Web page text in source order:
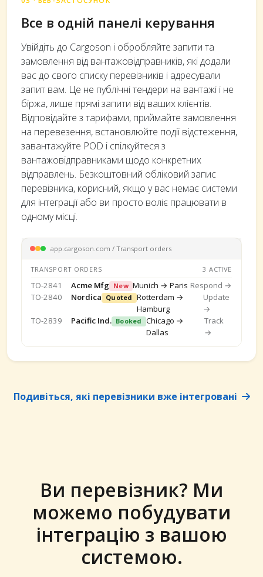
Все в одній панелі керування
Увійдіть до Cargoson і обробляйте запити та
замовлення від вантажовідправників, які додали
вас до свого списку перевізників і адресували
запит вам. Це не публічні тендери на вантажі і не
біржа, лише прямі запити від ваших клієнтів.
Відповідайте з тарифами, приймайте замовлення
на перевезення, встановлюйте події відстеження,
завантажуйте POD і спілкуйтеся з
вантажовідправниками щодо конкретних
відправлень. Безкоштовний обліковий запис
перевізника, корисний, якщо у вас немає системи
для інтеграції або ви просто воліє працювати в
одному місці.
app.cargoson.com / Transport orders
TRANSPORT ORDERS 3 ACTIVE
TO-2841 Acme Mfg New Munich → Paris Respond →
TO-2840
Nordica Quoted Rotterdam →
Hamburg
Update
→
TO-2839
Pacific Ind. Booked Chicago →
Dallas
Track
→
Подивіться, які перевізники вже інтегровані
Ви перевізник? Ми
можемо побудувати
інтеграцію з вашою
системою.